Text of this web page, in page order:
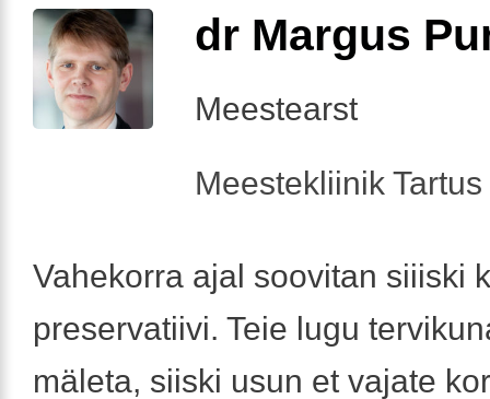
dr Margus
Meestearst
Meestekliinik
Vahekorra ajal soovitan siiiski
preservatiivi. Teie lugu
mäleta, siiski usun et vajate